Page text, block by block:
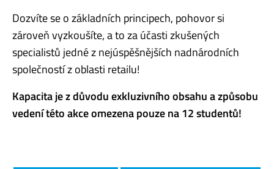
Dozvíte se o základních principech, pohovor si
zároveň vyzkoušíte, a to za účasti zkušených
specialistů jedné z nejúspěšnějších nadnárodních
společností z oblasti retailu!
Kapacita je z důvodu exkluzivního obsahu a způsobu
vedení této akce omezena pouze na 12 studentů!